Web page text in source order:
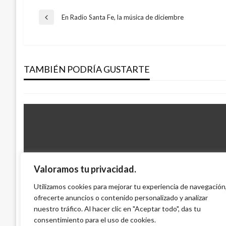
Valoramos tu privacidad.
Utilizamos cookies para mejorar tu experiencia de navegación,
ofrecerte anuncios o contenido personalizado y analizar
nuestro tráfico. Al hacer clic en "Aceptar todo", das tu
consentimiento para el uso de cookies.
Navegación
entradas
Entrada
En Radio Santa Fe, la música de diciembre
TAMBIÉN PODRÍA GUSTARTE
EE.UU.: Tiroteo en Michigan deja al
Manuel Reyes Beltran lunes julio 11, 2016
INTERNACIONAL
Putin ordena un alto el fuego en guerra
y 7 de enero por la Navidad ortodoxa
Ariel Cabrera jueves enero 5, 2023